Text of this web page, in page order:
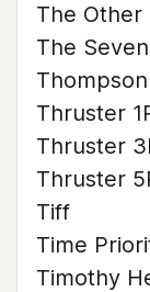
The Other
The Seven
Thompson
Thruster
Thruster
Thruster
Tiff
Time
Timothy